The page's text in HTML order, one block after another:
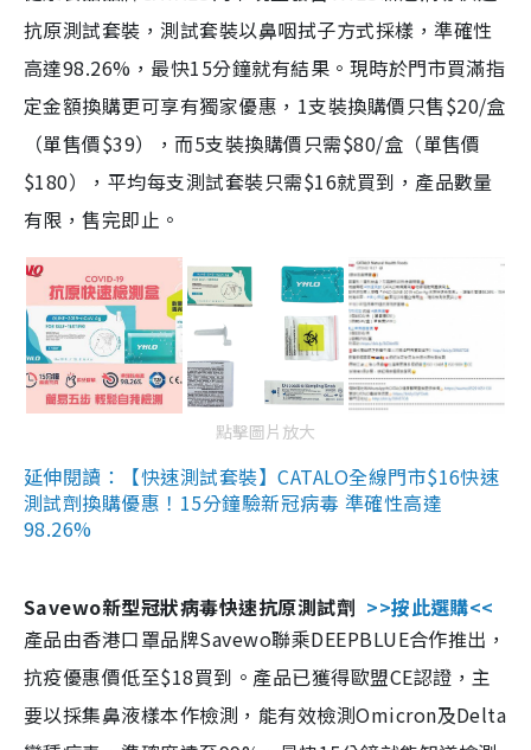
抗原測試套裝，測試套裝以鼻咽拭子方式採樣，準確性
高達98.26%，最快15分鐘就有結果。現時於門市買滿指
定金額換購更可享有獨家優惠，1支裝換購價只售$20/盒
（單售價$39），而5支裝換購價只需$80/盒（單售價
$180），平均每支測試套裝只需$16就買到，產品數量
有限，售完即止。
點擊圖片放大
延伸閱讀：【快速測試套裝】CATALO全線門市$16快速
測試劑換購優惠！15分鐘驗新冠病毒 準確性高達
98.26%
Savewo新型冠狀病毒快速抗原測試劑 >>按此選購<<
產品由香港口罩品牌Savewo聯乘DEEPBLUE合作推出，
抗疫優惠價低至$18買到。產品已獲得歐盟CE認證，主
要以採集鼻液樣本作檢測，能有效檢測Omicron及Delta